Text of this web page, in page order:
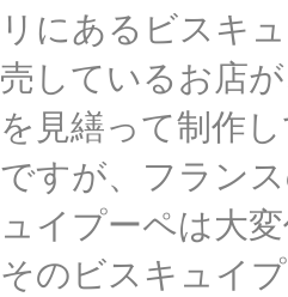
リにあるビスキ
売しているお店
を見繕って制作
ですが、フラン
ュイプーペは大
そのビスキュイ